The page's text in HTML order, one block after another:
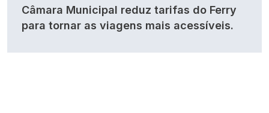
Câmara Municipal reduz tarifas do Ferry
para tornar as viagens mais acessíveis.